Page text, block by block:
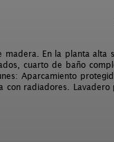
En la planta alta
cuarto de baño
Aparcamiento
con radiadores. Lavadero